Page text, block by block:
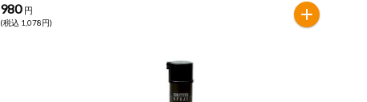
980 円
(税込 1,078円)